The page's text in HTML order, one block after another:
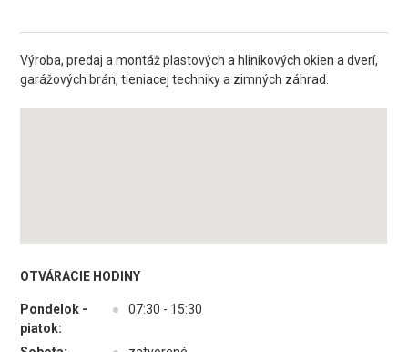
Výroba, predaj a montáž plastových a hliníkových okien a dverí,
garážových brán, tieniacej techniky a zimných záhrad.
OTVÁRACIE HODINY
Pondelok -
piatok:
● 07:30 - 15:30